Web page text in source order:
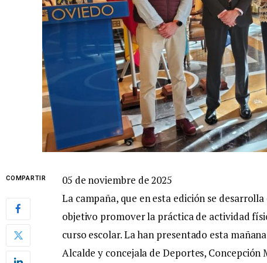
COMPARTIR
05 de noviembre de 2025
La campaña, que en esta edición se
objetivo promover la práctica de actividad
curso escolar. La han presentado esta
Alcalde y concejala de Deportes,